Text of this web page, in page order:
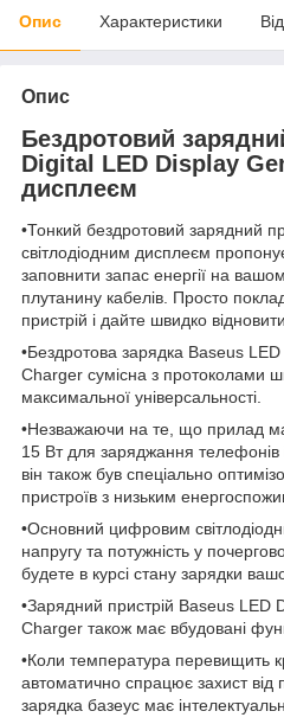
Опис Характеристики
Опис
Бездротовий
Digital LED Display
дисплеєм
•Тонкий бездротовий зарядний
світлодіодним дисплеєм
заповнити запас енергії на
плутанину кабелів. Просто
пристрій і дайте швидко
•Бездротова зарядка Baseus
Charger сумісна з протоколами
максимальної універсальності.
•Незважаючи на те, що прилад
15 Вт для заряджання
він також був спеціально
пристроїв з низьким
•Основний цифровим
напругу та потужність у
будете в курсі стану зарядки
•Зарядний пристрій Baseus LED
Charger також має вбудовані
•Коли температура перевищить
автоматично спрацює захист від
зарядка базеус має